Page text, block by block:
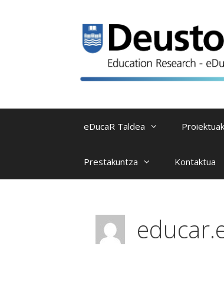
eDucaR Taldea Proiektuak
Prestakuntza Kontaktua